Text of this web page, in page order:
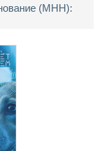
(МНН):